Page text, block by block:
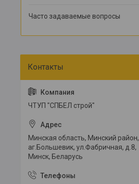
Часто задаваемые вопросы
ЧТУП "СПБЕЛ строй"
Минская область, Минский район,
аг.Большевик, ул.Фабричная, д.8,
Минск, Беларусь